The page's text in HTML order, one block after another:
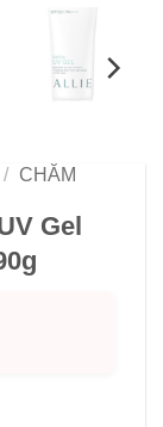
/ CHĂM
Gel